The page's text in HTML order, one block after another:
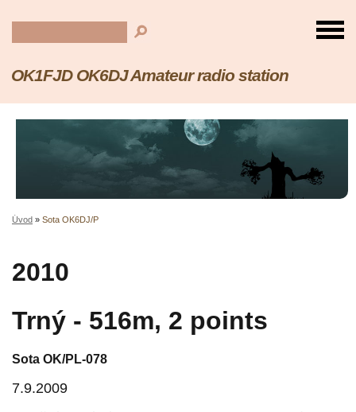
OK1FJD OK6DJ Amateur radio station
Úvod » Sota OK6DJ/P
2010
Trný - 516m, 2 points
Sota OK/PL-078
7.9.2009